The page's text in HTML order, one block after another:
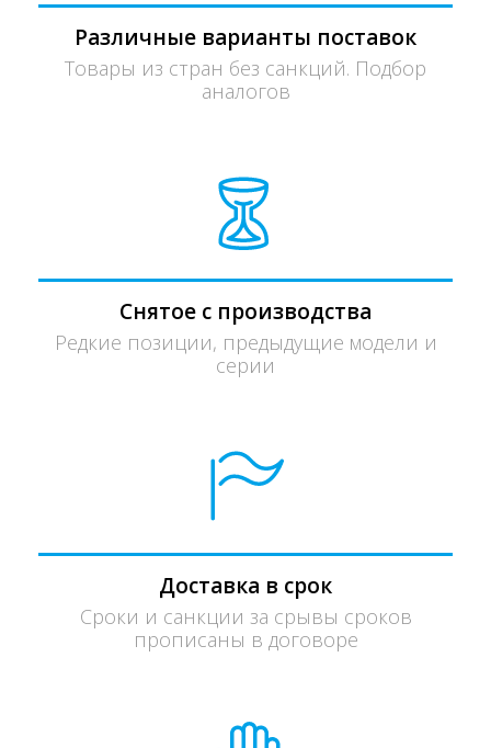
Различные варианты поставок
Товары из стран без санкций. Подбор
аналогов
Снятое с производства
Редкие позиции, предыдущие модели и
серии
Доставка в срок
Сроки и санкции за срывы сроков
прописаны в договоре